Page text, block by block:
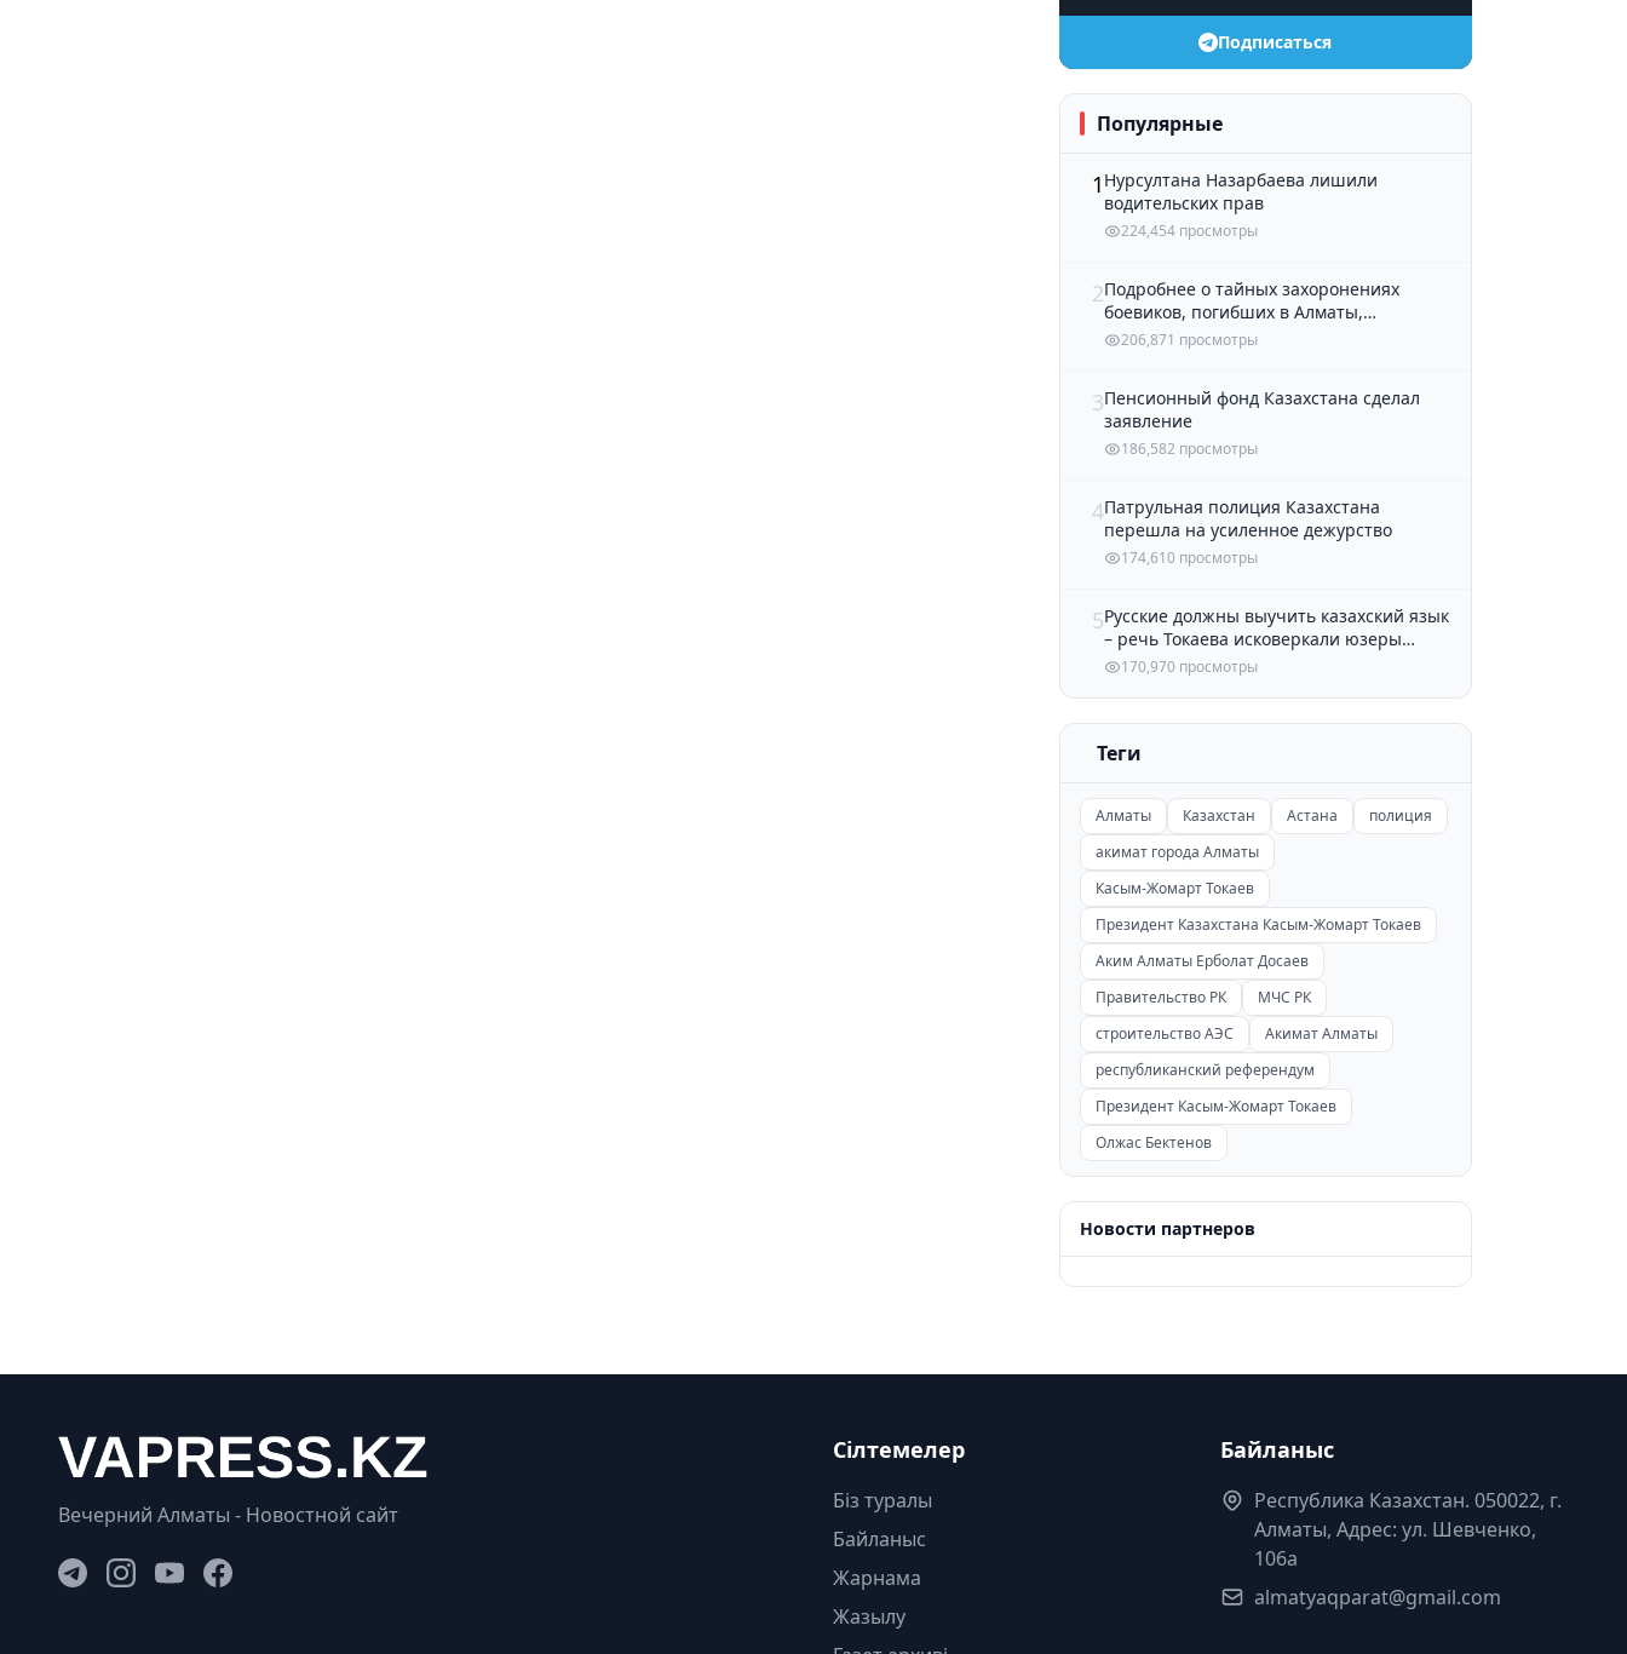
Подписаться
Популярные
1 Нурсултана Назарбаева лишили
водительских прав
224,454 просмотры
2Подробнее о тайных захоронениях
боевиков, погибших в Алматы,
рассказали в полиции
206,871 просмотры
3Пенсионный фонд Казахстана сделал
заявление
186,582 просмотры
4Патрульная полиция Казахстана
перешла на усиленное дежурство
174,610 просмотры
5Русские должны выучить казахский язык
– речь Токаева исковеркали юзеры
Казнета
170,970 просмотры
Теги
Алматы Казахстан Астана
полиция
акимат города Алматы
Касым-Жомарт Токаев
Президент Казахстана Касым-Жомарт Токаев
Аким Алматы Ерболат Досаев
Правительство РК
МЧС РК
строительство АЭС
Акимат Алматы
республиканский референдум
Президент Касым-Жомарт Токаев
Олжас Бектенов
Новости партнеров
Вечерний Алматы - Новостной сайт
Сілтемелер
Біз туралы
Байланыс
Жарнама
Жазылу
Байланыс
Республика Казахстан. 050022, г.
Алматы, Адрес: ул. Шевченко,
106а
almatyaqparat@gmail.com